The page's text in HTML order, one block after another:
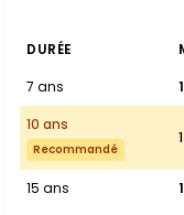
DURÉE
7 ans
10 ans
Recommandé
15 ans